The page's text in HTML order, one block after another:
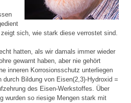
sich, wie stark diese verrostet sind.
hatten, als wir damals immer wieder
gewarnt haben, aber nie gehört
inneren Korrosionsschutz unterliegen
durch Bildung von Eisen(2,3)-Hydroxid =
des Eisen-Werkstoffes. Über
wurden so riesige Mengen stark mit